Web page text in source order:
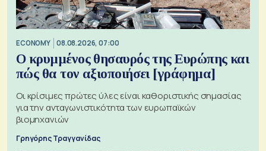
ECONOMY 08.08.2026, 07:00
Ο κρυμμένος θησαυρός της Ευρώπης και
πώς θα τον αξιοποιήσει [γράφημα]
Οι κρίσιμες πρώτες ύλες είναι καθοριστικής σημασίας
για την ανταγωνιστικότητα των ευρωπαϊκών
βιομηχανιών
Γρηγόρης Τραγγανίδας